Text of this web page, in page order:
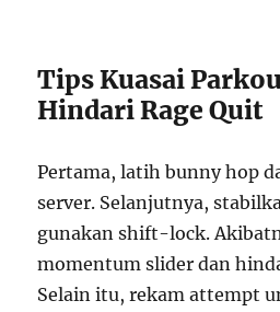
Tips Kuasai
Hindari Rage Quit
Pertama, latih bunny hop
server. Selanjutnya,
gunakan shift-lock.
momentum slider dan
Selain itu, rekam attempt